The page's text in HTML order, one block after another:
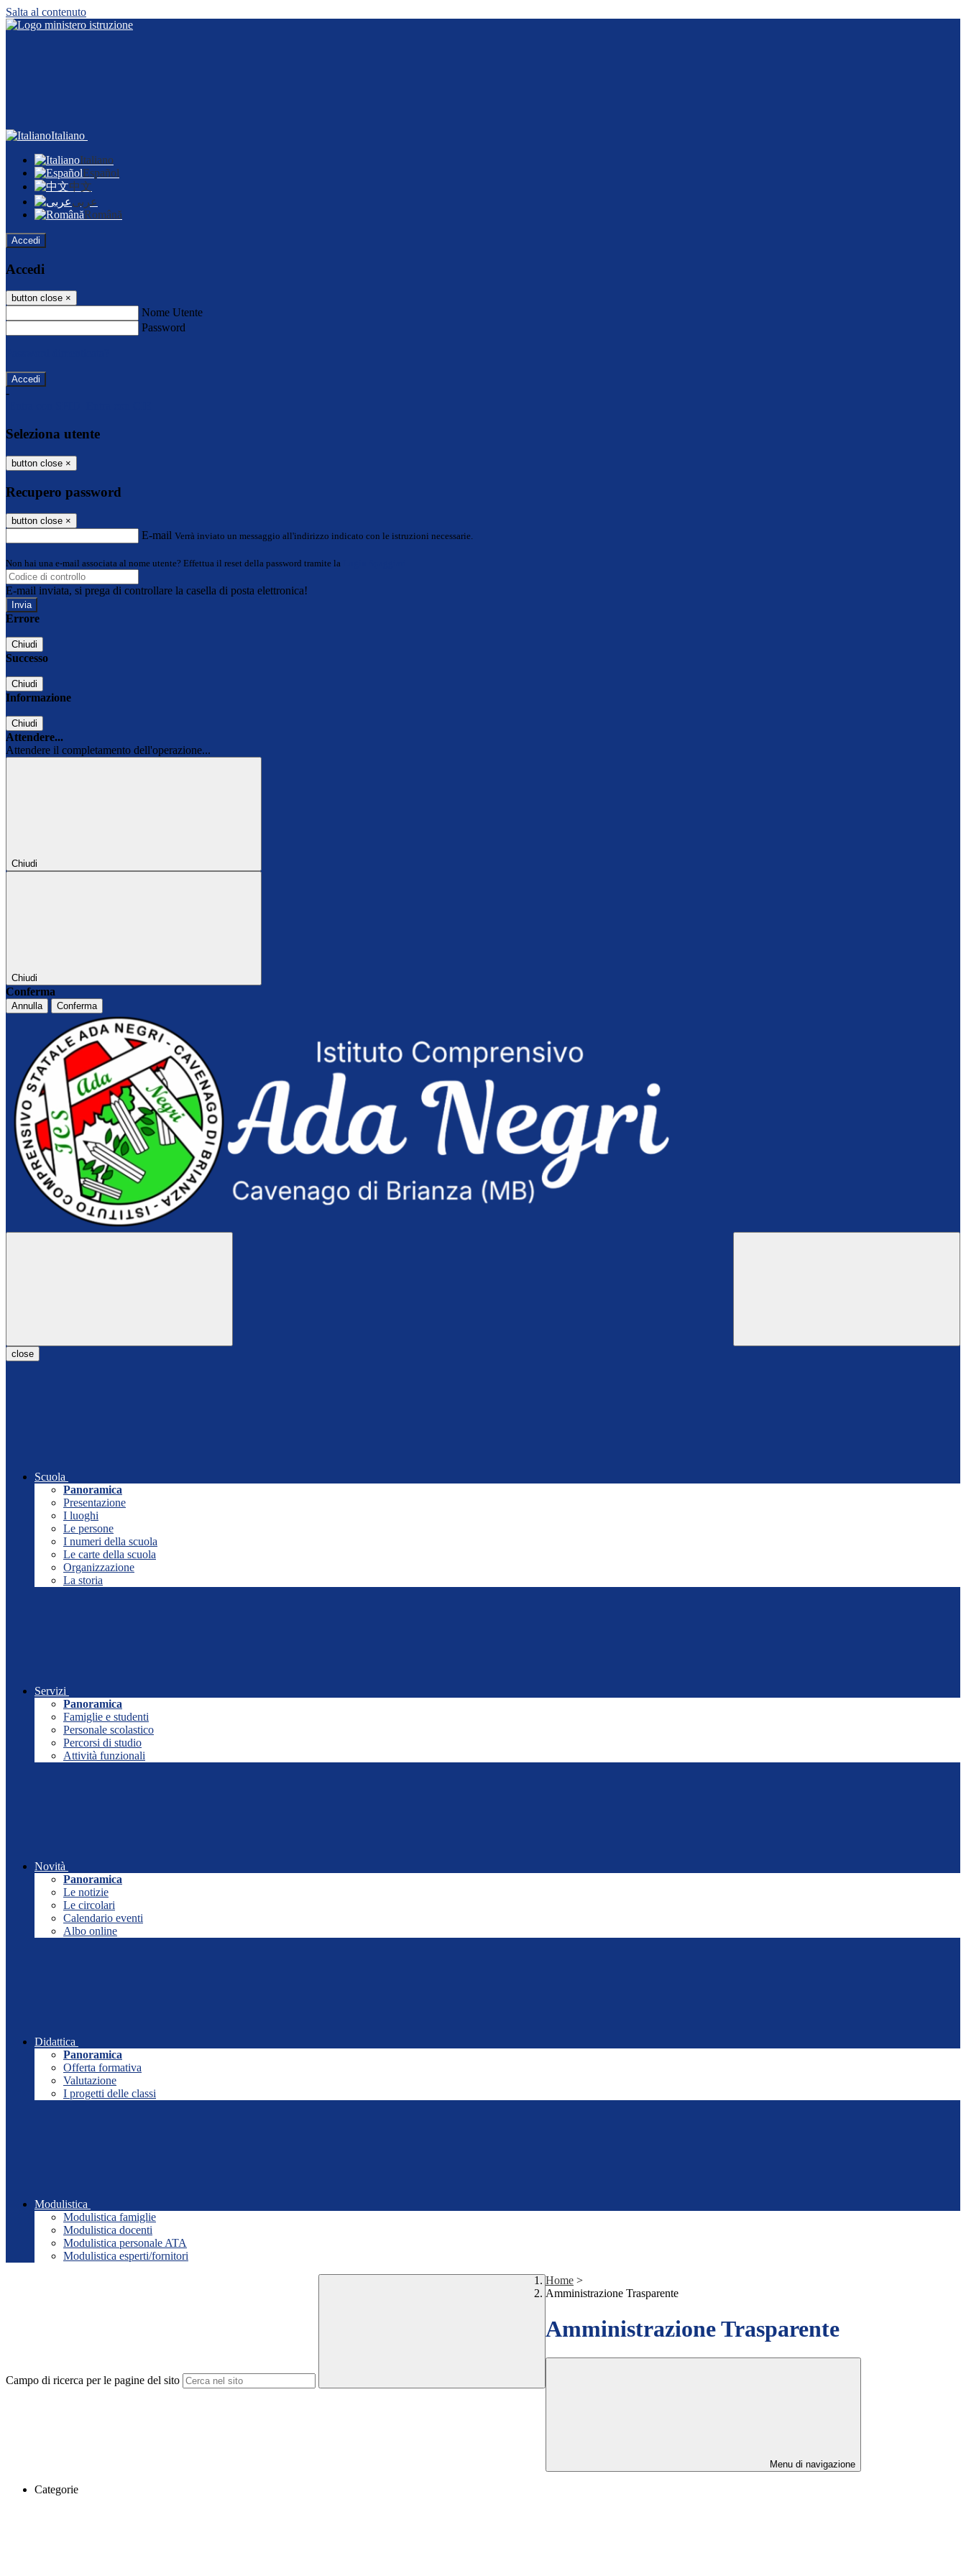
Salta al contenuto
Italiano
Italiano
Español
中文
عربى
Română
Accedi
Accedi
button close ×
Nome Utente
Password
-
Seleziona utente
button close ×
Recupero password
button close ×
E-mail Verrà inviato un messaggio all'indirizzo indicato con le istruzioni necessarie.
Non hai una e-mail associata al nome utente? Effettua il reset della password tramite la
E-mail inviata, si prega di controllare la casella di posta elettronica!
Errore
Chiudi
Successo
Chiudi
Informazione
Chiudi
Attendere...
Attendere il completamento dell'operazione...
Chiudi
Chiudi
Conferma
Annulla Conferma
close
Scuola
Panoramica
Presentazione
I luoghi
Le persone
I numeri della scuola
Le carte della scuola
Organizzazione
La storia
Servizi
Panoramica
Famiglie e studenti
Personale scolastico
Percorsi di studio
Attività funzionali
Novità
Panoramica
Le notizie
Le circolari
Calendario eventi
Albo online
Didattica
Panoramica
Offerta formativa
Valutazione
I progetti delle classi
Modulistica
Modulistica famiglie
Modulistica docenti
Modulistica personale ATA
Modulistica esperti/fornitori
Campo di ricerca per le pagine del sito
Home >
Amministrazione Trasparente
Amministrazione Trasparente
Menu di navigazione
Categorie